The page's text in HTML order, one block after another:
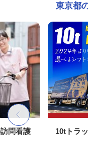
東京都
問看護 10tトラ